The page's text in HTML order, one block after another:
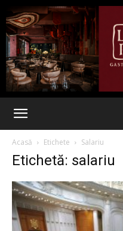
Acasă Etichete Salariu
Etichetă: salariu